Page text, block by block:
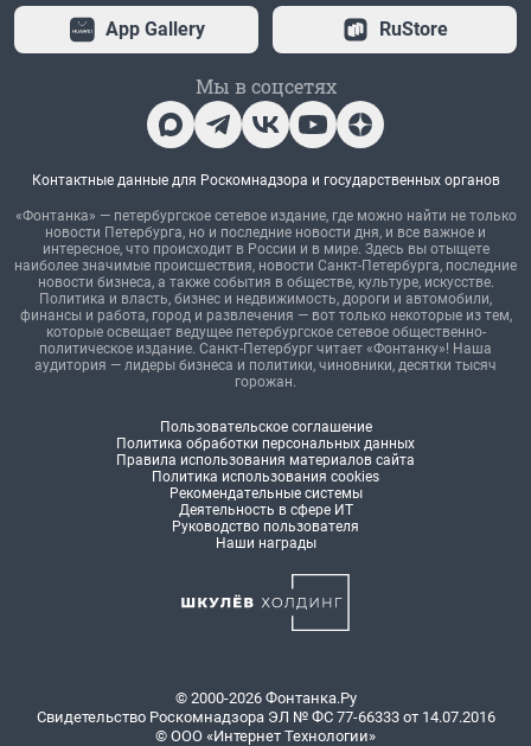
App Gallery RuStore
Мы в соцсетях
Контактные данные для Роскомнадзора и государственных органов
«Фонтанка» — петербургское сетевое издание, где можно найти не только
новости Петербурга, но и последние новости дня, и все важное и
интересное, что происходит в России и в мире. Здесь вы отыщете
наиболее значимые происшествия, новости Санкт-Петербурга, последние
новости бизнеса, а также события в обществе, культуре, искусстве.
Политика и власть, бизнес и недвижимость, дороги и автомобили,
финансы и работа, город и развлечения — вот только некоторые из тем,
которые освещает ведущее петербургское сетевое общественно-
политическое издание. Санкт-Петербург читает «Фонтанку»! Наша
аудитория — лидеры бизнеса и политики, чиновники, десятки тысяч
горожан.
Пользовательское соглашение
Политика обработки персональных данных
Правила использования материалов сайта
Политика использования cookies
Рекомендательные системы
Деятельность в сфере ИТ
Руководство пользователя
Наши награды
© 2000-2026 Фонтанка.Ру
Свидетельство Роскомнадзора ЭЛ № ФС 77-66333 от 14.07.2016
© ООО «Интернет Технологии»